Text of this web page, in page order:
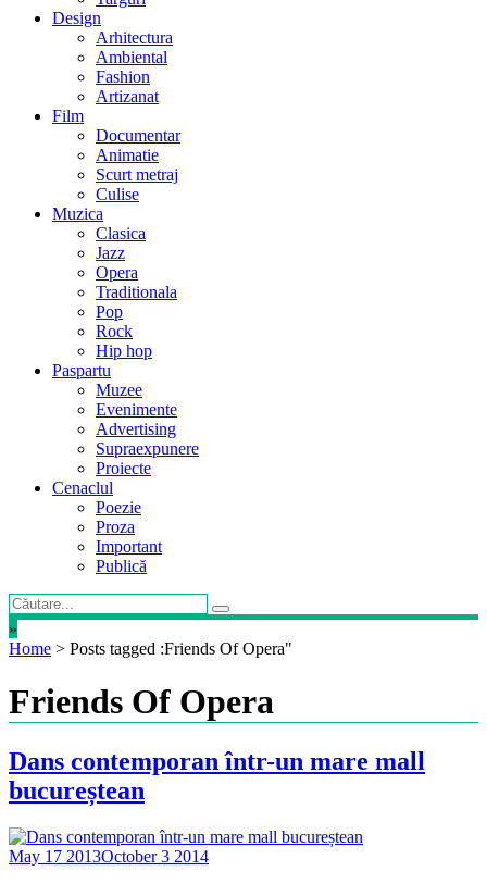
Design
Arhitectura
Ambiental
Fashion
Artizanat
Film
Documentar
Animatie
Scurt metraj
Culise
Muzica
Clasica
Jazz
Opera
Traditionala
Pop
Rock
Hip hop
Paspartu
Muzee
Evenimente
Advertising
Supraexpunere
Proiecte
Cenaclul
Poezie
Proza
Important
Publică
»
Home > Posts tagged :Friends Of Opera"
Friends Of Opera
Dans contemporan într-un mare mall
bucureștean
May 17 2013October 3 2014